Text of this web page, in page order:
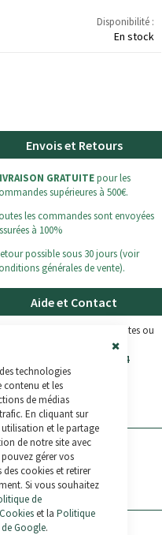
Close
technologies
contenu et les
de médias
En cliquant sur
et le partage
de notre site avec
gérer vos
des cookies et retirer
Si vous souhaitez
de
et la Politique
Google.
Disponibilité :
En stock
Envois et Retours
GRATUITEpour les
supérieures à 500€.
les commandes sont envoyées
à 100%
possible sous 30 jours (voir
générales de vente).
Aide et Contact
Consultez les Questions fréquentes ou
(+33) 05 33 52 08 04
Bikelec LiveChat
WhatsApp